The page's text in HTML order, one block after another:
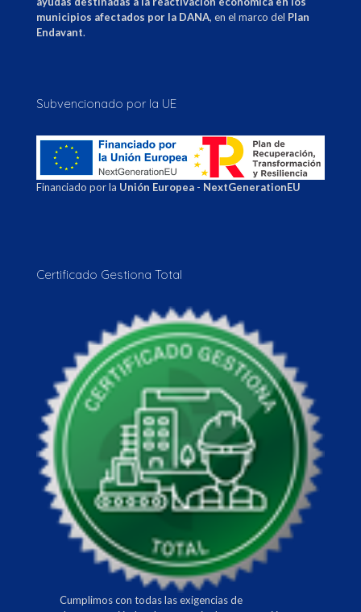
municipios afectados por la DANA, en el marco del Plan
Endavant.
Subvencionado por la UE
Financiado por la Unión Europea - NextGenerationEU
Certificado Gestiona Total
Cumplimos con todas las exigencias de